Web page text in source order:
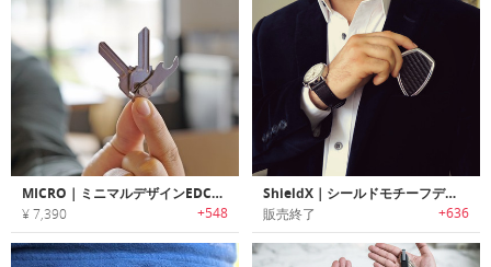
MICRO｜ミニマルデザインEDCキーツール/オーガナイザー「マイクロ」
¥ 7,390 +548
ShieldX｜シールドモチーフデザインマルチツール機能搭載キーホルダー「シールドX」
販売終了 +636